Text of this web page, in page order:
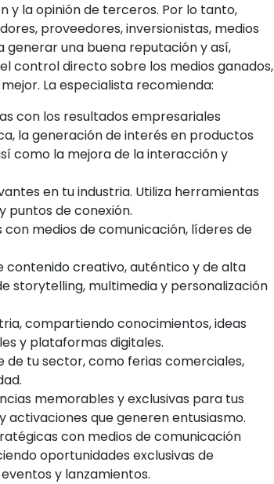
y la opinión de terceros. Por lo tanto,
proveedores, inversionistas, medios
una buena reputación y así,
control directo sobre los medios ganados,
La especialista recomienda:
con los resultados empresariales
la generación de interés en productos
como la mejora de la interacción y
en tu industria. Utiliza herramientas
de conexión.
con medios de comunicación, líderes de
contenido creativo, auténtico y de alta
storytelling, multimedia y personalización
compartiendo conocimientos, ideas
y plataformas digitales.
de tu sector, como ferias comerciales,
memorables y exclusivas para tus
activaciones que generen entusiasmo.
con medios de comunicación
oportunidades exclusivas de
y lanzamientos.